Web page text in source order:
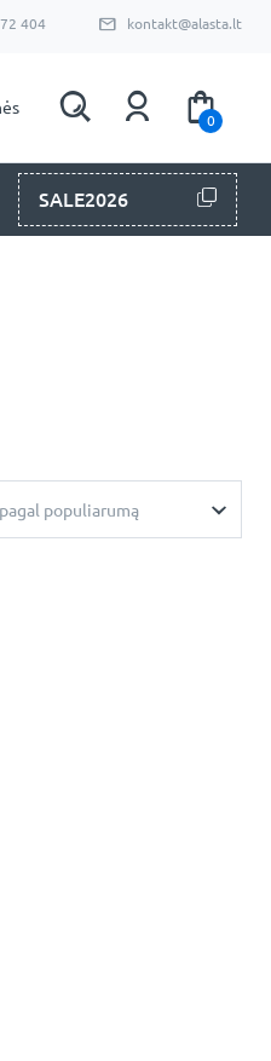
404 kontakt@alasta.lt
0
SALE2026
populiarumą